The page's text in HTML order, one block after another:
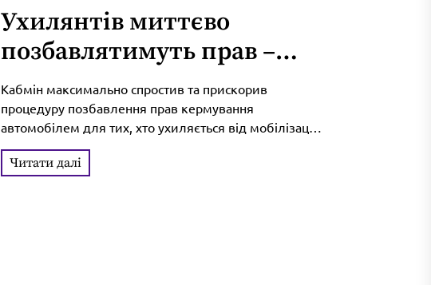
Ухилянтів миттєво
позбавлятимуть прав –
Кабмін спростив
процедуру
Кабмін максимально спростив та прискорив
процедуру позбавлення прав кермування
автомобілем для тих, хто ухиляється від мобілізації.
Відтепер територіальні центри комплектування та
соціальної підтримки обмінюватимуться
Читати далі